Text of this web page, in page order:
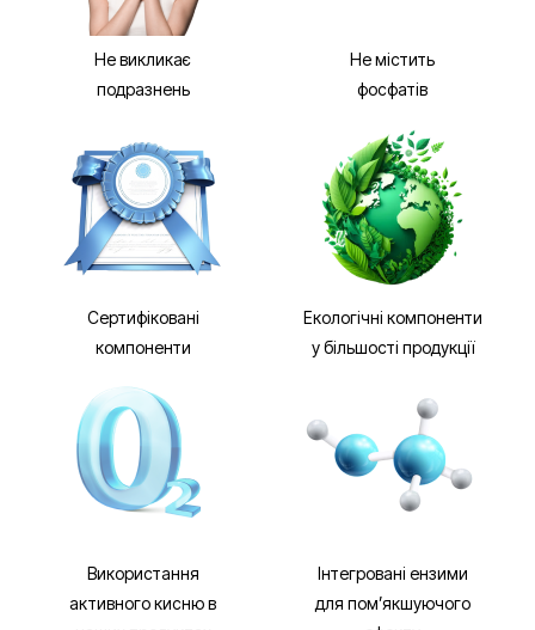
Не викликає
подразнень
Не містить
фосфатів
Сертифіковані
компоненти
Екологічні компоненти
у більшості продукції
Використання
активного кисню в
Інтегровані ензими
для помʼякшуючого